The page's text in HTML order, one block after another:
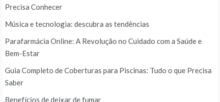
Precisa Conhecer
Música e tecnologia: descubra as tendências
Parafarmácia Online: A Revolução no Cuidado com a Saúde e
Bem-Estar
Guia Completo de Coberturas para Piscinas: Tudo o que Precisa
Saber
Benefícios de deixar de fumar